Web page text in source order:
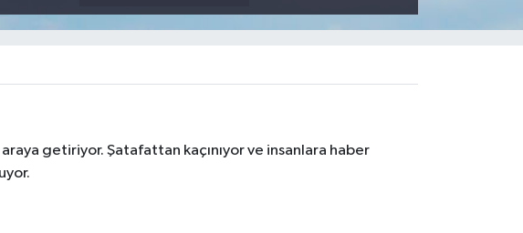
getiriyor. Şatafattan kaçınıyor ve insanlara haber